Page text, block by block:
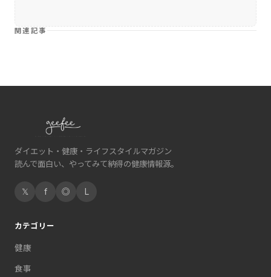
関連記事
ダイエット・健康・ライフスタイルマガジン
読んで面白い、やってみて納得の健康情報源。
𝕏 f ◎ L
カテゴリー
健康
食事